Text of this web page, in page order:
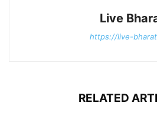
Live
https://live-
RELATED